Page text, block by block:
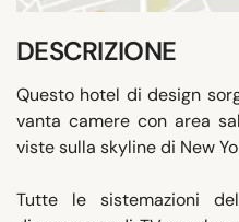
DESCRIZIONE
Questo hotel di design
vanta camere con area
viste sulla skyline di New
Tutte le sistemazioni